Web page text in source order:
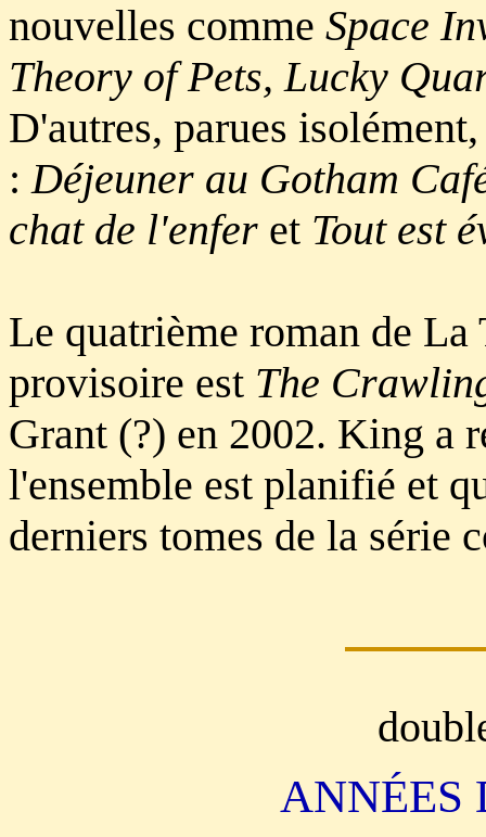
nouvelles comme Space
Theory of Pets, Lucky
D'autres, parues
:Déjeuner au Gotham
chat de l'enfer et Tout est
Le quatrième roman de
provisoire est The
Grant (?) en 2002. King a
l'ensemble est planifié et
derniers tomes de la série
ANNÉES